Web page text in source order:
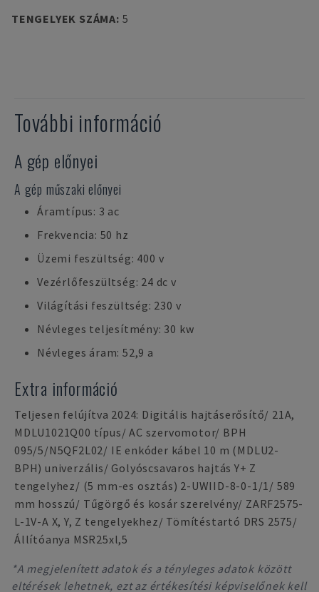
TENGELYEK SZÁMA: 5
További információ
A gép előnyei
A gép műszaki előnyei
Áramtípus: 3 ac
Frekvencia: 50 hz
Üzemi feszültség: 400 v
Vezérlőfeszültség: 24 dc v
Világítási feszültség: 230 v
Névleges teljesítmény: 30 kw
Névleges áram: 52,9 a
Extra információ
Teljesen felújítva 2024: Digitális hajtáserősítő/ 21A,
MDLU1021Q00 típus/ AC szervomotor/ BPH
095/5/N5QF2L02/ IE enkóder kábel 10 m (MDLU2-
BPH) univerzális/ Golyóscsavaros hajtás Y+ Z
tengelyhez/ (5 mm-es osztás) 2-UWIID-8-0-1/1/ 589
mm hosszú/ Tűgörgő és kosár szerelvény/ ZARF2575-
L-1V-A X, Y, Z tengelyekhez/ Tömítéstartó DRS 2575/
Állítóanya MSR25xl,5
*A megjelenített adatok és a tényleges adatok között
eltérések lehetnek, ezt az értékesítési képviselőnek kell